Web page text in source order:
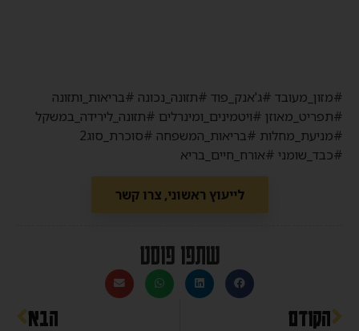
#מזון_מעובד #ג'אנק_פוד #תזונה_נכונה #בריאות_ותזונה
#תפריט_מאוזן #ויטמינים_ומינרלים #תזונה_לירידה_במשקל
#מניעת_מחלות #בריאות_המשפחה #סוכרת_סוג2
#כבד_שומני #אורח_חיים_בריא
לייעוץ ראשוני, צרו קשר
שתפו פוסט
הקודם הבא